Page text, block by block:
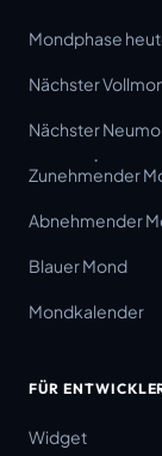
Mondphase
Nächster
Nächster
Zunehmender
Abnehmender
Blauer Mond
Mondkalender
FÜR
Widget